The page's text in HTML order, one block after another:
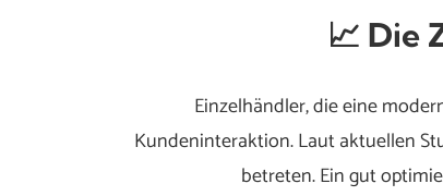
📈 Die
Einzelhändler, die eine
Kundeninteraktion. Laut aktuellen
betreten. Ein gut